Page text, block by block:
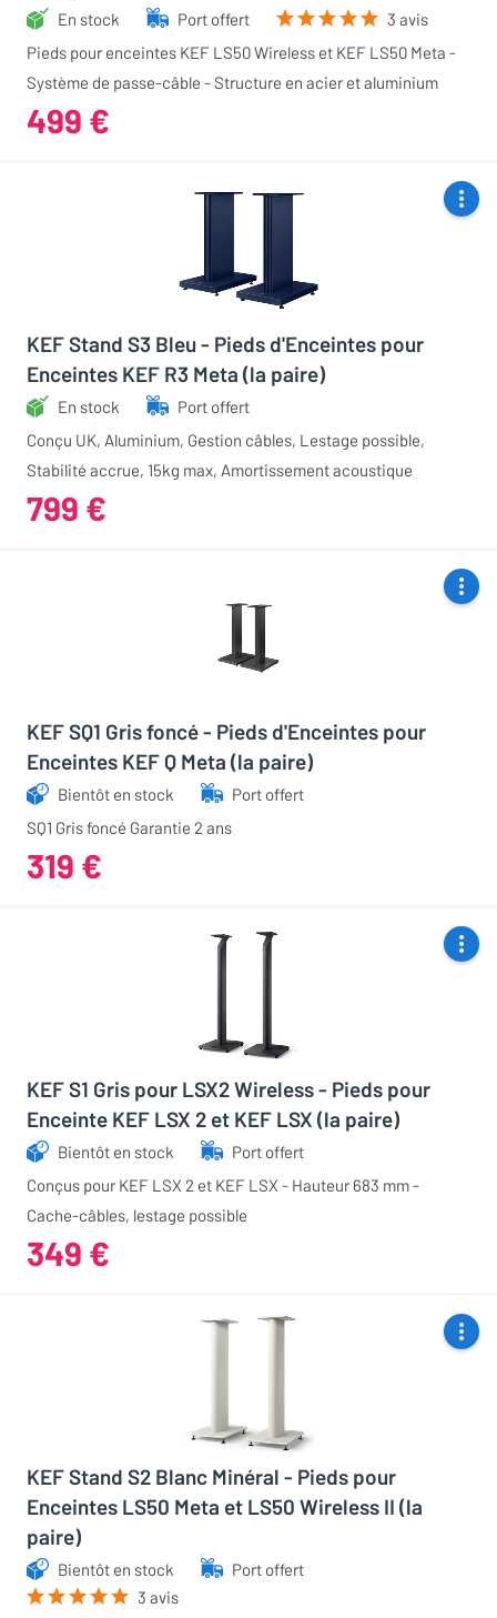
En stock Port offert
3 avis
Pieds pour enceintes KEF LS50 Wireless et KEF LS50 Meta -
Système de passe-câble - Structure en acier et aluminium
499 €
KEF Stand S3 Bleu - Pieds d'Enceintes pour
Enceintes KEF R3 Meta (la paire)
En stock
Port offert
Conçu UK, Aluminium, Gestion câbles, Lestage possible,
Stabilité accrue, 15kg max, Amortissement acoustique
799 €
KEF SQ1 Gris foncé - Pieds d'Enceintes pour
Enceintes KEF Q Meta (la paire)
Bientôt en stock
Port offert
SQ1 Gris foncé Garantie 2 ans
319 €
KEF S1 Gris pour LSX2 Wireless - Pieds pour
Enceinte KEF LSX 2 et KEF LSX (la paire)
Bientôt en stock
Port offert
Conçus pour KEF LSX 2 et KEF LSX - Hauteur 683 mm -
Cache-câbles, lestage possible
349 €
KEF Stand S2 Blanc Minéral - Pieds pour
Enceintes LS50 Meta et LS50 Wireless II (la
paire)
Bientôt en stock
Port offert
3 avis